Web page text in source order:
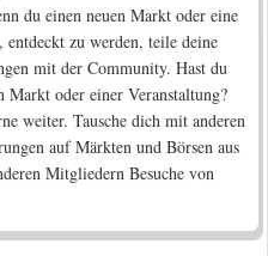
du einen neuen Markt oder eine
entdeckt zu werden, teile deine
mit der Community. Hast du
Markt oder einer Veranstaltung?
weiter. Tausche dich mit anderen
auf Märkten und Börsen aus
Mitgliedern Besuche von